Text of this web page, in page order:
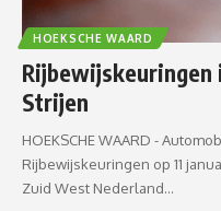
HOEKSCHE WAARD
Rijbewijskeuringen
Strijen
HOEKSCHE WAARD -
Rijbewijskeuringen op 11
Zuid West Nederland…